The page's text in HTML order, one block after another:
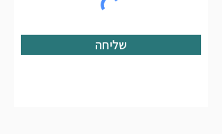
שליחה